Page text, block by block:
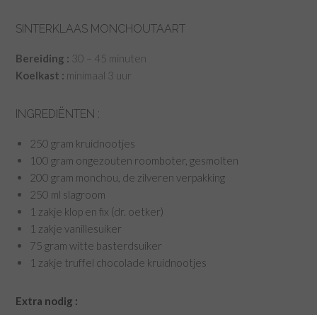
SINTERKLAAS MONCHOUTAART
Bereiding : 30 – 45 minuten
Koelkast : minimaal 3 uur
INGREDIËNTEN :
250 gram kruidnootjes
100 gram ongezouten roomboter, gesmolten
200 gram monchou, de zilveren verpakking
250 ml slagroom
1 zakje klop en fix (dr. oetker)
1 zakje vanillesuiker
75 gram witte basterdsuiker
1 zakje truffel chocolade kruidnootjes
Extra nodig :